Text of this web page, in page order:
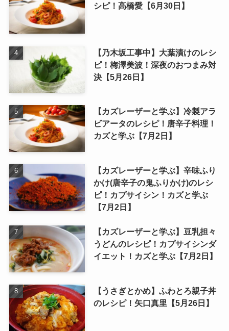
シピ！高橋愛【6月30日】
【乃木坂工事中】大葉漬けのレシ
ピ！梅澤美波！深夜のおつまみ対
決【5月26日】
【カズレーザーと学ぶ】冷製アラ
ビアータのレシピ！唐辛子料理！
カズと学ぶ【7月2日】
【カズレーザーと学ぶ】辛味ふり
かけ(唐辛子の鬼ふりかけ)のレシ
ピ！カプサイシン！カズと学ぶ
【7月2日】
【カズレーザーと学ぶ】豆乳担々
うどんのレシピ！カプサイシンダ
イエット！カズと学ぶ【7月2日】
【うさぎとかめ】ふわとろ親子丼
のレシピ！矢口真里【5月26日】